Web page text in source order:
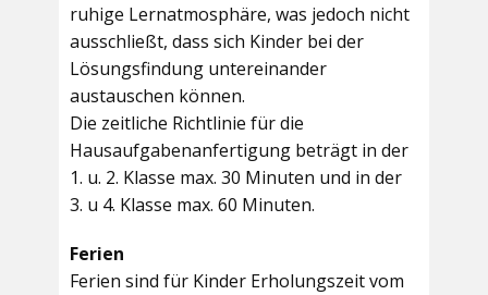
ruhige Lernatmosphäre, was jedoch nicht
ausschließt, dass sich Kinder bei der
Lösungsfindung untereinander
austauschen können.
Die zeitliche Richtlinie für die
Hausaufgabenanfertigung beträgt in der
1. u. 2. Klasse max. 30 Minuten und in der
3. u 4. Klasse max. 60 Minuten.
Ferien
Ferien sind für Kinder Erholungszeit vom